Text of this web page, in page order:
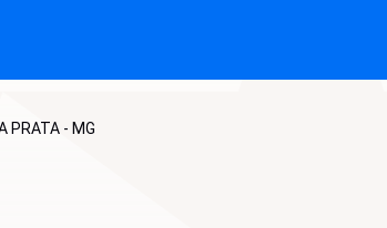
PRATA - MG